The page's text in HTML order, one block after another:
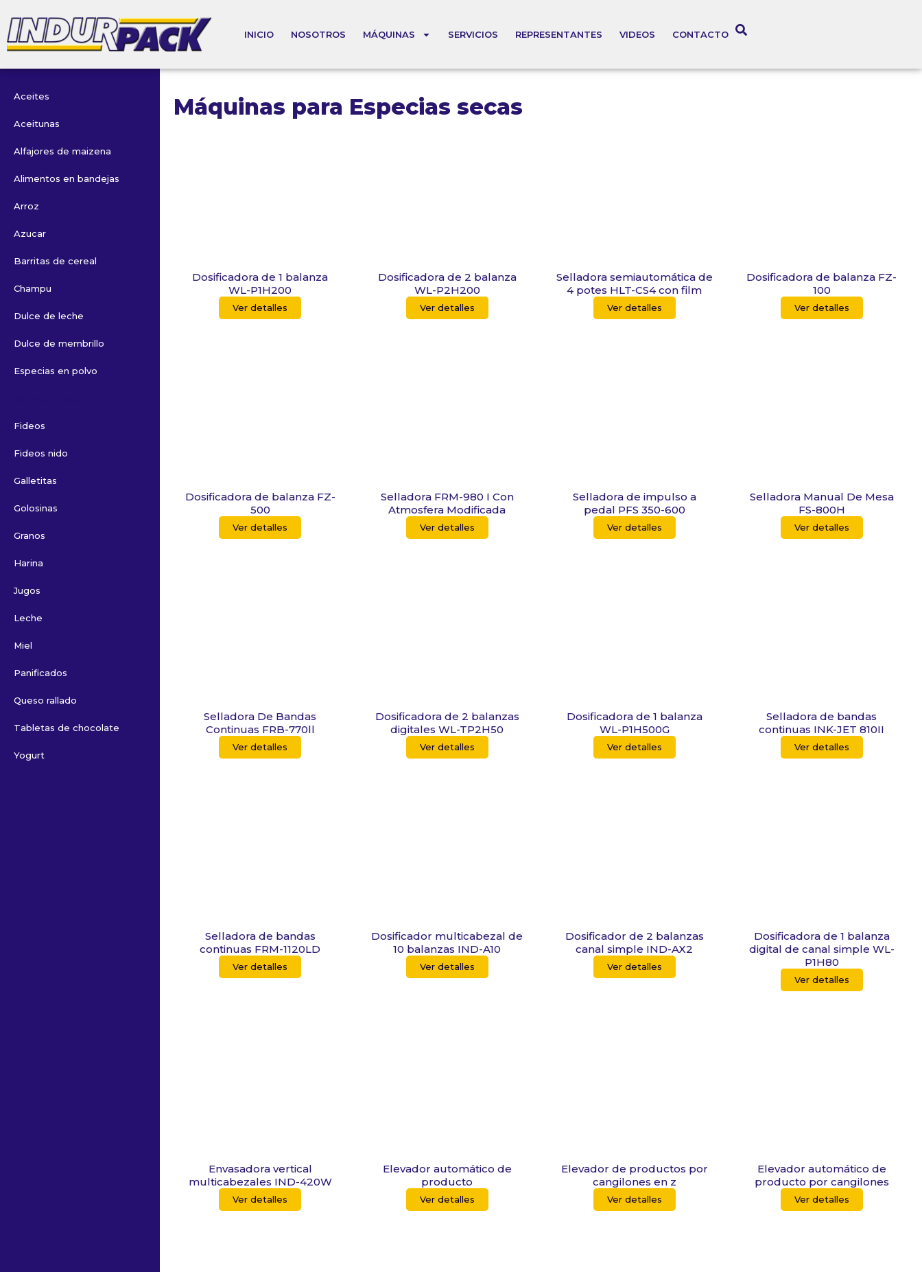
INICIO NOSOTROS MÁQUINAS SERVICIOS REPRESENTANTES VIDEOS CONTACTO
Aceites
Aceitunas
Alfajores de maizena
Alimentos en bandejas
Arroz
Azucar
Barritas de cereal
Champu
Dulce de leche
Dulce de membrillo
Especias en polvo
Fideos
Fideos nido
Galletitas
Golosinas
Granos
Harina
Jugos
Leche
Miel
Panificados
Queso rallado
Tabletas de chocolate
Yogurt
Máquinas para Especias secas
Dosificadora de 1 balanza
WL-P1H200
Ver detalles
Dosificadora de 2 balanza
WL-P2H200
Ver detalles
Selladora semiautomática de
4 potes HLT-CS4 con film
Ver detalles
Dosificadora de balanza FZ-
100
Ver detalles
Dosificadora de balanza FZ-
500
Ver detalles
Selladora FRM-980 I Con
Atmosfera Modificada
Ver detalles
Selladora de impulso a
pedal PFS 350-600
Ver detalles
Selladora Manual De Mesa
FS-800H
Ver detalles
Selladora De Bandas
Continuas FRB-770ll
Ver detalles
Dosificadora de 2 balanzas
digitales WL-TP2H50
Ver detalles
Dosificadora de 1 balanza
WL-P1H500G
Ver detalles
Selladora de bandas
continuas INK-JET 810II
Ver detalles
Selladora de bandas
continuas FRM-1120LD
Ver detalles
Dosificador multicabezal de
10 balanzas IND-A10
Ver detalles
Dosificador de 2 balanzas
canal simple IND-AX2
Ver detalles
Dosificadora de 1 balanza
digital de canal simple WL-
P1H80
Ver detalles
Envasadora vertical
multicabezales IND-420W
Ver detalles
Elevador automático de
producto
Ver detalles
Elevador de productos por
cangilones en z
Ver detalles
Elevador automático de
producto por cangilones
Ver detalles